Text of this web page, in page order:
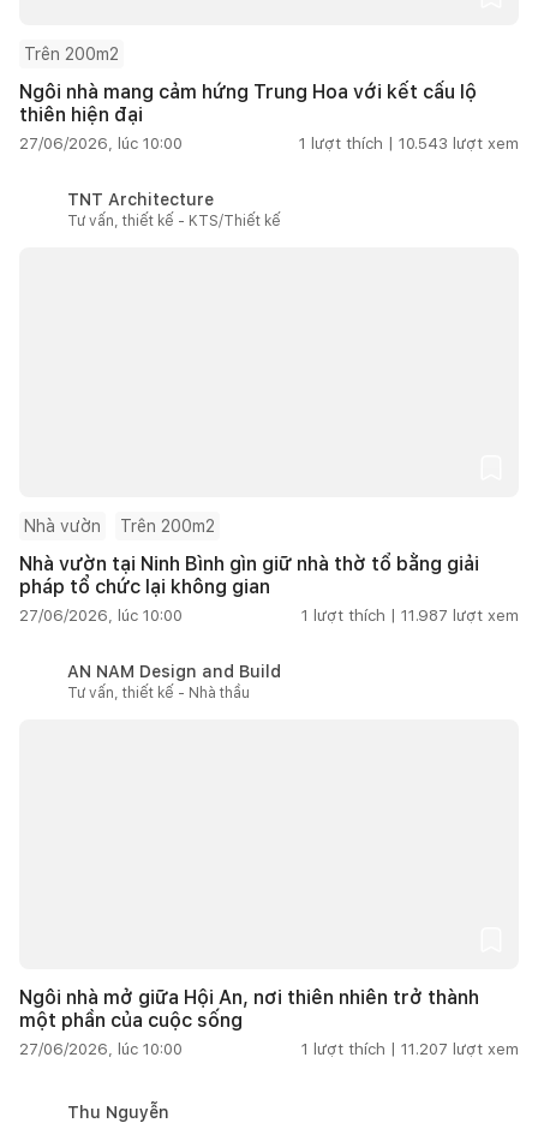
Trên 200m2
Ngôi nhà mang cảm hứng Trung Hoa với kết cấu lộ
thiên hiện đại
27/06/2026, lúc 10:00 1 lượt thích | 10.543 lượt xem
TNT Architecture
Tư vấn, thiết kế - KTS/Thiết kế
Nhà vườn Trên 200m2
Nhà vườn tại Ninh Bình gìn giữ nhà thờ tổ bằng giải
pháp tổ chức lại không gian
27/06/2026, lúc 10:00 1 lượt thích | 11.987 lượt xem
AN NAM Design and Build
Tư vấn, thiết kế - Nhà thầu
Ngôi nhà mở giữa Hội An, nơi thiên nhiên trở thành
một phần của cuộc sống
27/06/2026, lúc 10:00 1 lượt thích | 11.207 lượt xem
Thu Nguyễn